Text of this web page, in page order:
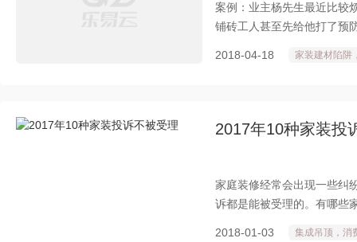
案例：业主杨先生最近比较
铺砖工人甚至先给他打了预
2018-04-18 家装建材陷阱
2017年10种家装投
家庭装修经常会出现一些纠
诉都是能被受理的。有哪些
2018-01-03 集成吊顶，消